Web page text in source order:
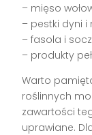
– mięso
– pestki dyni i
– fasola i
– produkty
Warto
roślinnych
zawartości
uprawiane.